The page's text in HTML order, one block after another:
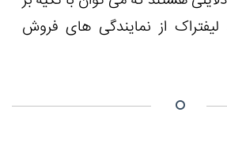
از نمایندگی های فروش